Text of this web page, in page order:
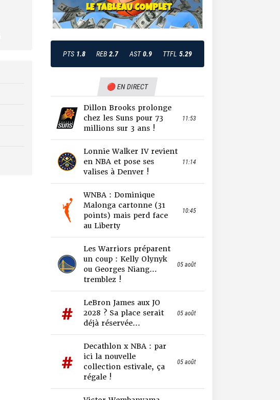
PTS 1.8 REB 2.7 AST 0.9 TTFL 5.29
🔴 EN DIRECT
Dillon Brooks prolonge
chez les Suns pour 73
millions sur 3 ans !
11:53
Lonnie Walker IV revient
en NBA et pose ses
valises à Denver !
11:14
WNBA : Dominique
Malonga cartonne (31
points) mais perd face
au Liberty
10:45
Les Warriors préparent
un coup : Kelly Olynyk
ou Georges Niang…
tremblez !
05 août
LeBron James aux JO
2028 ? Sa place serait
déjà réservée...
05 août
Decathlon x NBA : par
ici la nouvelle
collection estivale, ça
régale !
05 août